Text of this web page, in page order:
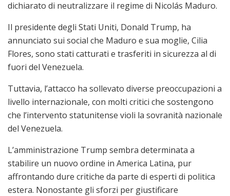
dichiarato di neutralizzare il regime di Nicolás Maduro.
Il presidente degli Stati Uniti, Donald Trump, ha
annunciato sui social che Maduro e sua moglie, Cilia
Flores, sono stati catturati e trasferiti in sicurezza al di
fuori del Venezuela.
Tuttavia, l’attacco ha sollevato diverse preoccupazioni a
livello internazionale, con molti critici che sostengono
che l’intervento statunitense violi la sovranità nazionale
del Venezuela.
L’amministrazione Trump sembra determinata a
stabilire un nuovo ordine in America Latina, pur
affrontando dure critiche da parte di esperti di politica
estera. Nonostante gli sforzi per giustificare